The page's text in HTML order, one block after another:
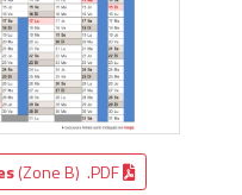
(Zone B) .PDF